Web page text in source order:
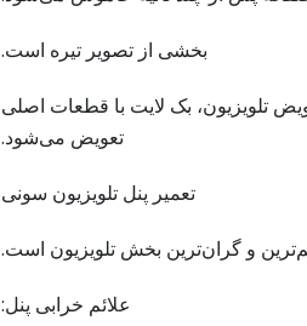
بخشی از تصویر تیره است.
تلویزیون، بک لایت با قطعات اصلی
تعویض می‌شود.
تعمیر پنل تلویزیون سونی
و گران‌ترین بخش تلویزیون است.
علائم خرابی پنل: